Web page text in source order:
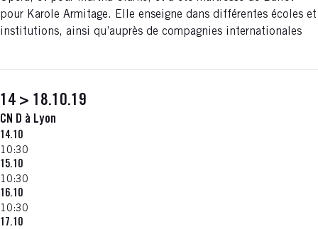
pour Karole Armitage. Elle enseigne dans différentes écoles et
institutions, ainsi qu’auprès de compagnies internationales
14 > 18.10.19
CN D à Lyon
14.10
10:30
15.10
10:30
16.10
10:30
17.10